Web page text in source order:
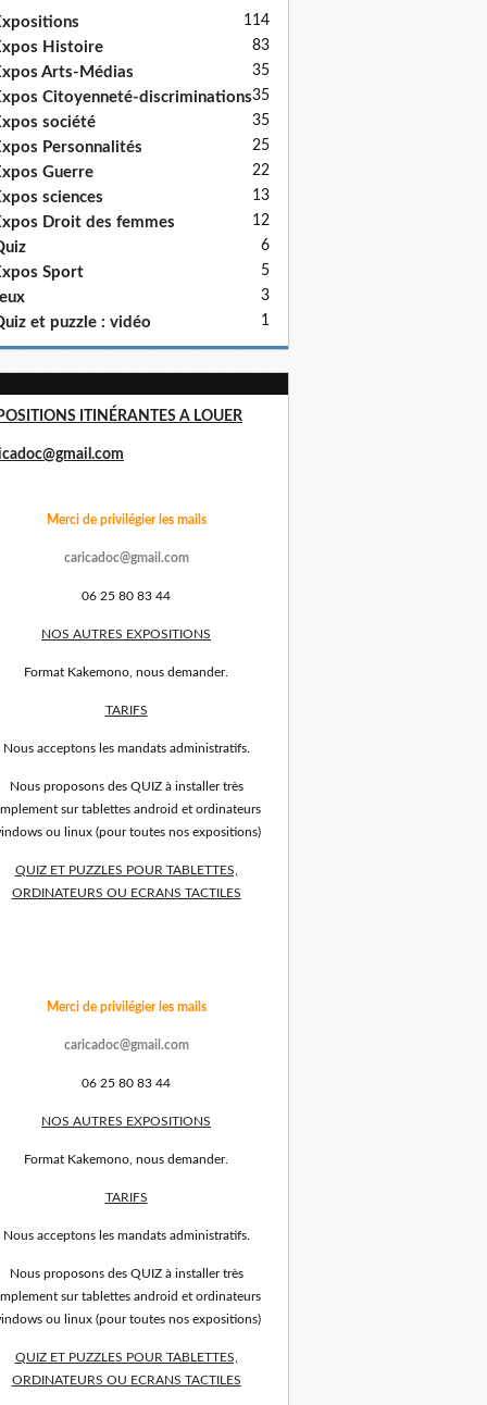
114
Histoire 83
Arts-Médias 35
Citoyenneté-discriminations35
société 35
Personnalités 25
Guerre 22
sciences 13
Droit des femmes 12
6
Sport 5
3
et puzzle : vidéo 1
ITINÉRANTES A LOUER
Merci de privilégier les mails
caricadoc@gmail.com
06 25 80 83 44
NOS AUTRES EXPOSITIONS
Format Kakemono, nous demander.
TARIFS
Nous acceptons les mandats administratifs.
Nous proposons des QUIZ à installer très
sur tablettes android et ordinateurs
ou linux (pour toutes nos expositions)
QUIZ ET PUZZLES POUR TABLETTES,
ORDINATEURS OU ECRANS TACTILES
Merci de privilégier les mails
caricadoc@gmail.com
06 25 80 83 44
NOS AUTRES EXPOSITIONS
Format Kakemono, nous demander.
TARIFS
Nous acceptons les mandats administratifs.
Nous proposons des QUIZ à installer très
sur tablettes android et ordinateurs
ou linux (pour toutes nos expositions)
QUIZ ET PUZZLES POUR TABLETTES,
ORDINATEURS OU ECRANS TACTILES